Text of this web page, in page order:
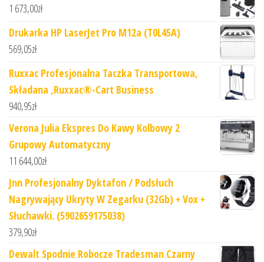
1 673,00zł
Drukarka HP LaserJet Pro M12a (T0L45A)
569,05zł
Ruxxac Profesjonalna Taczka Transportowa,
Składana ,Ruxxac®-Cart Business
940,95zł
Verona Julia Ekspres Do Kawy Kolbowy 2
Grupowy Automatyczny
11 644,00zł
Jnn Profesjonalny Dyktafon / Podsłuch
Nagrywający Ukryty W Zegarku (32Gb) + Vox +
Słuchawki. (5902659175038)
379,90zł
Dewalt Spodnie Robocze Tradesman Czarny